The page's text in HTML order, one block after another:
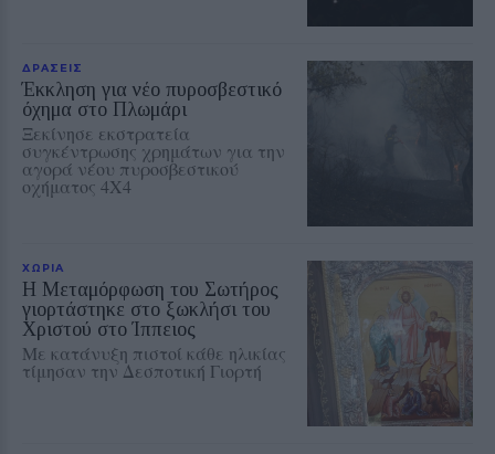
ΔΡΑΣΕΙΣ
Έκκληση για νέο πυροσβεστικό
όχημα στο Πλωμάρι
Ξεκίνησε εκστρατεία
συγκέντρωσης χρημάτων για την
αγορά νέου πυροσβεστικού
οχήματος 4Χ4
ΧΩΡΙΑ
Η Μεταμόρφωση του Σωτήρος
γιορτάστηκε στο ξωκλήσι του
Χριστού στο Ίππειος
Με κατάνυξη πιστοί κάθε ηλικίας
τίμησαν την Δεσποτική Γιορτή